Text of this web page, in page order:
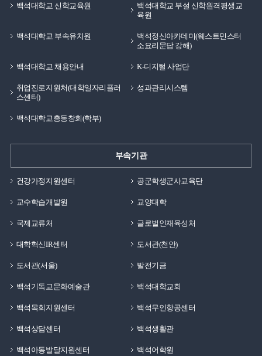
백석대학교 신학교육원
백석대학교 부설 신학원격평생교
육원
백석대학교 부속유치원
백석정신아카데미(웨스트민스터
소요리문답 강해)
백석대학교 채용안내 K-디지털 사업단
취업진로지원처(대학일자리플러
스센터)
성과관리시스템
백석대학교총동창회(학부)
부속기관
건강가정지원센터 공군학생군사교육단
교수학습개발원 교양대학
국제교류처 글로벌인재육성처
대학혁신IR센터 도서관(천안)
도서관(서울) 발전기금
백석기독교문화예술관 백석대학교회
백석목회지원센터 백석무인항공센터
백석상담센터 백석생활관
백석아동발달지원센터 백석어학원